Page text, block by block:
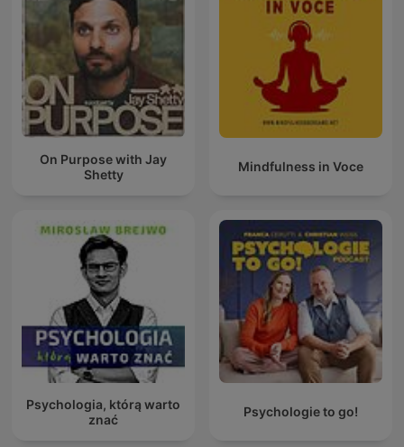
On Purpose with Jay
Shetty
Mindfulness in Voce
Psychologia, którą warto
znać
Psychologie to go!